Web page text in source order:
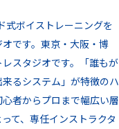
式ボイストレーニングを
です。東京・大阪・博
スタジオです。「誰もが
るシステム」が特徴のハ
者からプロまで幅広い層
て、専任インストラクタ